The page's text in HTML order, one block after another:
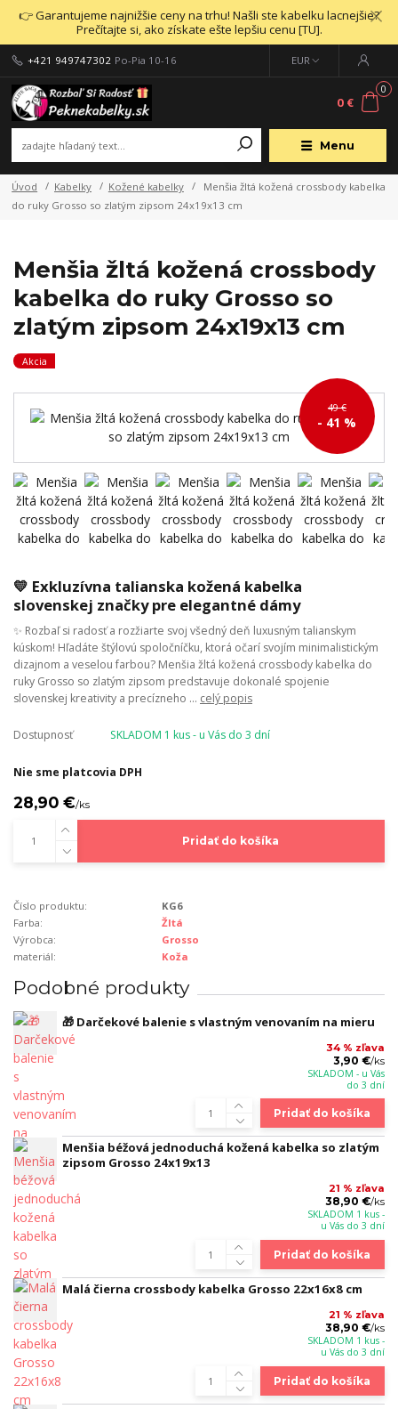
👉 Garantujeme najnižšie ceny na trhu! Našli ste kabelku lacnejšie?
Prečítajte si, ako získate ešte lepšiu cenu [TU].
Menu
EUR
+421 949747302 Po-Pia 10-16
0
0 €
Úvod Kabelky Kožené kabelky
Menšia žltá kožená crossbody kabelka
do ruky Grosso so zlatým zipsom 24x19x13 cm
Menšia žltá kožená crossbody
kabelka do ruky Grosso so
zlatým zipsom 24x19x13 cm
Akcia
49 €
- 41 %
💛 Exkluzívna talianska kožená kabelka
slovenskej značky pre elegantné dámy
✨ Rozbaľ si radosť a rozžiarte svoj všedný deň luxusným talianskym
kúskom! Hľadáte štýlovú spoločníčku, ktorá očarí svojím minimalistickým
dizajnom a veselou farbou? Menšia žltá kožená crossbody kabelka do
ruky Grosso so zlatým zipsom predstavuje dokonalé spojenie
slovenskej kreativity a precízneho ... celý popis
Dostupnosť SKLADOM 1 kus - u Vás do 3 dní
Nie sme platcovia DPH
28,90 €/ks
Pridať do košíka
Číslo produktu:
KG6
Farba:
Žltá
Výrobca:
Grosso
materiál:
Koža
Podobné produkty
🎁 Darčekové balenie s vlastným venovaním na mieru
34 % zľava
3,90 €/ks
SKLADOM - u Vás
do 3 dní
Pridať do košíka
Menšia béžová jednoduchá kožená kabelka so zlatým
zipsom Grosso 24x19x13
21 % zľava
38,90 €/ks
SKLADOM 1 kus -
u Vás do 3 dní
Pridať do košíka
Malá čierna crossbody kabelka Grosso 22x16x8 cm
21 % zľava
38,90 €/ks
SKLADOM 1 kus -
u Vás do 3 dní
Pridať do košíka